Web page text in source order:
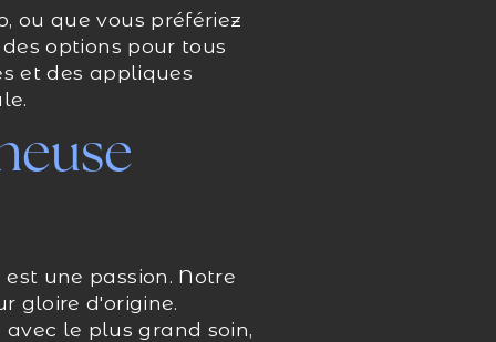
ou que vous préfériez
options pour tous
et des appliques
une passion. Notre
gloire d'origine.
le plus grand soin,